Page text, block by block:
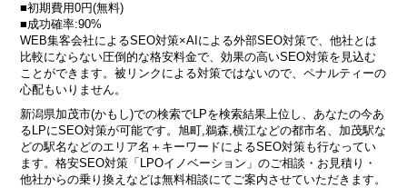
■初期費用0円(無料)
■成功確率:90%
WEB集客会社によるSEO対策×AIによる外部SEO対策で、他社とは
比較にならない圧倒的な格安料金で、効果の高いSEO対策を見込む
ことができます。被リンクによる対策ではないので、ペナルティーの
心配もいりません。
新潟県加茂市(かもし)での検索でLPを検索結果上位し、あなたの今あ
るLPにSEO対策が可能です。旭町,鵜森,横江などの都市名、加茂駅な
どの駅名などのエリア名＋キーワードによるSEO対策も行なってい
ます。格安SEO対策「LPOイノベーション」のご相談・お見積り・
他社からの乗り換えなどは無料相談にてご案内させていただきます。